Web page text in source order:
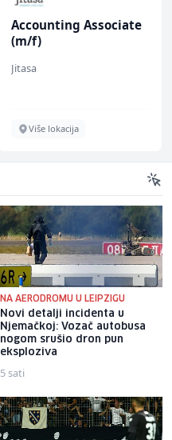
Accounting Associate
(m/f)
Jitasa
Više lokacija
NA AERODROMU U LEIPZIGU
Novi detalji incidenta u
Njemačkoj: Vozač autobusa
nogom srušio dron pun
eksploziva
5 sati